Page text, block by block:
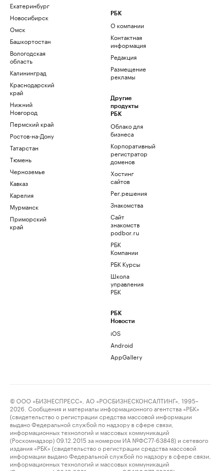
Екатеринбург
Новосибирск
Омск
Башкортостан
Вологодская
область
Калининград
Краснодарский
край
Нижний
Новгород
Пермский край
Ростов-на-Дону
Татарстан
Тюмень
Черноземье
Кавказ
Карелия
Мурманск
Приморский
край
РБК
О компании
Контактная
информация
Редакция
Размещение
рекламы
Другие
продукты
РБК
Облако для
бизнеса
Корпоративный
регистратор
доменов
Хостинг
сайтов
Рег.решения
Знакомства
Сайт
знакомств
podbor.ru
РБК
Компании
РБК Курсы
Школа
управления
РБК
РБК
Новости
iOS
Android
AppGallery
© ООО «БИЗНЕСПРЕСС», АО «РОСБИЗНЕСКОНСАЛТИНГ», 1995–
2026. Сообщения и материалы информационного агентства «РБК»
(свидетельство о регистрации средства массовой информации
выдано Федеральной службой по надзору в сфере связи,
информационных технологий и массовых коммуникаций
(Роскомнадзор) 09.12.2015 за номером ИА №ФС77-63848) и сетевого
издания «РБК» (свидетельство о регистрации средства массовой
информации выдано Федеральной службой по надзору в сфере связи,
информационных технологий и массовых коммуникаций